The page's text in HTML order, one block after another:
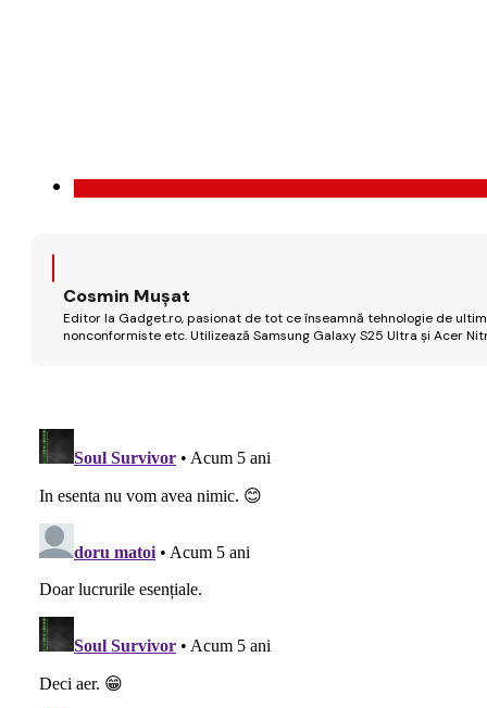
Cosmin Mușat
Editor la Gadget.ro, pasionat de tot ce înseamnă tehnologie de
nonconformiste etc. Utilizează Samsung Galaxy S25 Ultra și Acer